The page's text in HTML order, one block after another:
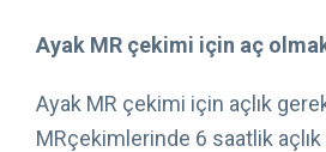
Ayak MR çekimi için aç
Ayak MR çekimi için açlık
MRçekimlerinde 6 saatlik açlık